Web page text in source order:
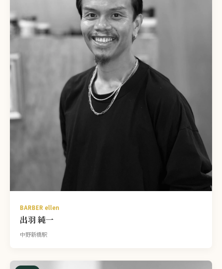
BARBER ellen
出羽 純一
中野新橋駅